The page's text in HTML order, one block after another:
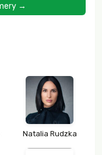
→
Natalia Rudzka